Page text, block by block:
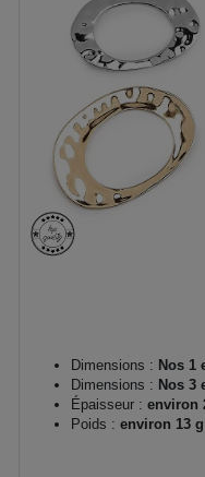
Dimensions : Nos 1
Dimensions : Nos 3
Épaisseur : environ
Poids : environ 13 g